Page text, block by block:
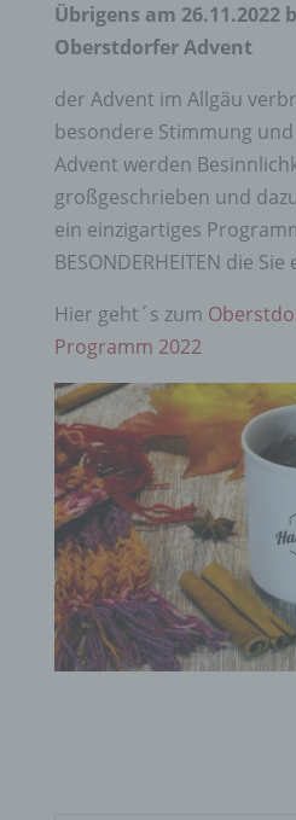
Übrigens am 26.11.2022
Oberstdorfer Advent
der Advent im Allgäu
besondere Stimmung
Advent werden
großgeschrieben und
ein einzigartiges
BESONDERHEITEN die
Hier geht´s zum
Programm 2022